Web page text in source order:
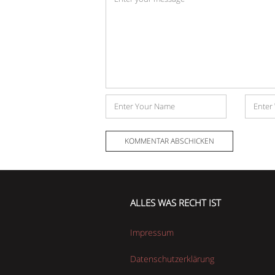
Name
Mail-
ALLES WAS RECHT IST
Impressum
Datenschutzerklärung